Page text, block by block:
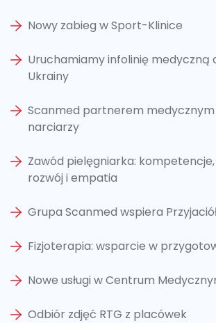
Nowy zabieg w Sport-Klinice
Uruchamiamy infolinię medyczną
Ukrainy
Scanmed partnerem
narciarzy
Zawód pielęgniarka:
rozwój i empatia
Grupa Scanmed wspiera
Fizjoterapia: wsparcie w
Nowe usługi w Centrum
Odbiór zdjęć RTG z placówek